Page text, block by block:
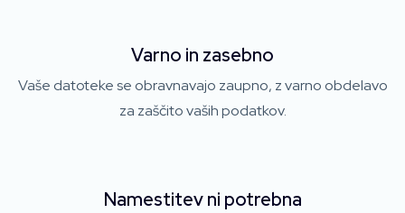
Varno in zasebno
Vaše datoteke se obravnavajo zaupno, z varno obdelavo
za zaščito vaših podatkov.
Namestitev ni potrebna